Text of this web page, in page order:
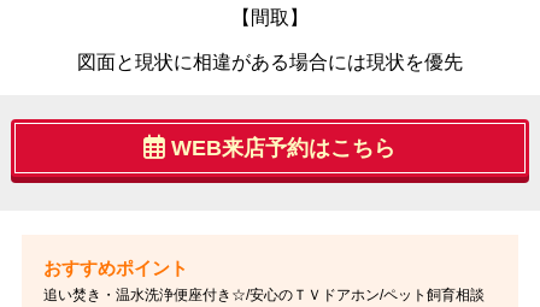
【間取】
図面と現状に相違がある場合には現状を優先
WEB来店予約はこちら
追い焚き・温水洗浄便座付き☆/安心のＴＶドアホン/ペット飼育相談